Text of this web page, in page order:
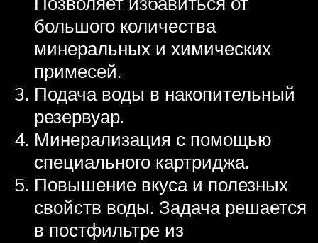
большого количества
минеральных и химических
примесей.
Подача воды в накопительный
резервуар.
Минерализация с помощью
специального картриджа.
Повышение вкуса и полезных
свойств воды. Задача решается
в постфильтре из